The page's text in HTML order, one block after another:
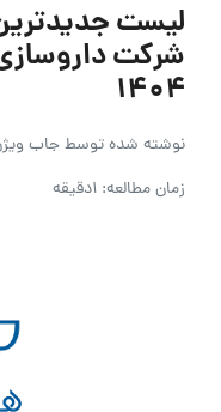
لیست
۱۴۰۴
نوشته شده توسطجاب
زمان مطالعه: 1دقیقه